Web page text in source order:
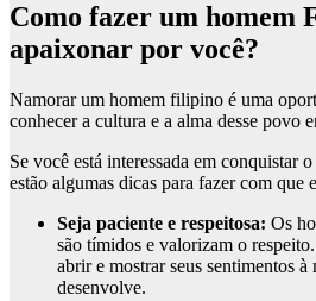
Como fazer um homem
apaixonar por você?
Namorar um homem filipino é uma
conhecer a cultura e a alma desse povo
Se você está interessada em conquistar
estão algumas dicas para fazer com que
Seja paciente e respeitosa: Os
são tímidos e valorizam o
abrir e mostrar seus sentimentos à
desenvolve.